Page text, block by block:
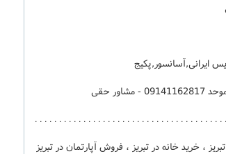
5 طبقه 7 واحدی - کد فایل 24058 - مشاور موحد 09141162817 - مشاور حقی
09141166406 – 04133375005 - . . . . . . . . . . . . . . . . . . . . . . . . . . . .
، خرید خانه در تبریز ، فروش آپارتمان در تبریز